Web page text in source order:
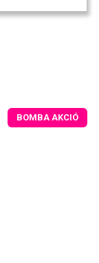
BOMBA AKCIÓ